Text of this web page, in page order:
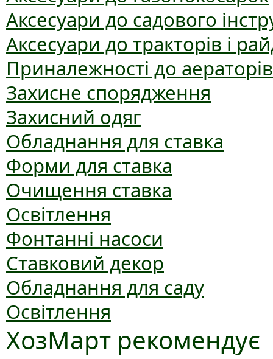
Аксесуари до садового
Аксесуари до тракторів і
Приналежності до аераторів
Захисне спорядження
Захисний одяг
Обладнання для ставка
Форми для ставка
Очищення ставка
Освітлення
Фонтанні насоси
Ставковий декор
Обладнання для саду
Освітлення
ХозМарт рекомендує